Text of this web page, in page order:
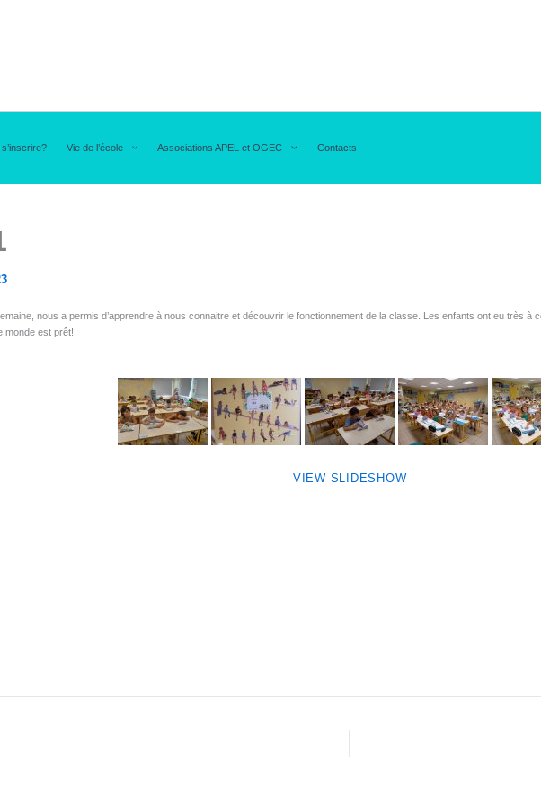
Vie de l’école Associations APEL et OGEC Contacts
nous a permis d’apprendre à nous connaitre et découvrir le fonctionnement de la classe. Les enfants ont eu très à
monde est prêt!
VIEW SLIDESHOW